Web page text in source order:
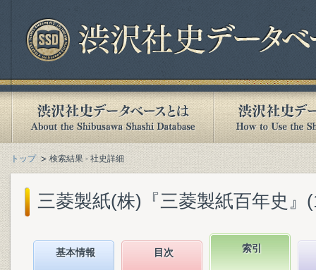
トップ 検索結果 - 社史詳細
三菱製紙(株)『三菱製紙百年史』
基本情報 目次 索引